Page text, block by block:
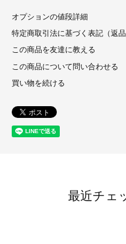
オプションの値段詳細
特定商取引法に基づく表記（返品
この商品を友達に教える
この商品について問い合わせる
買い物を続ける
最近チェ